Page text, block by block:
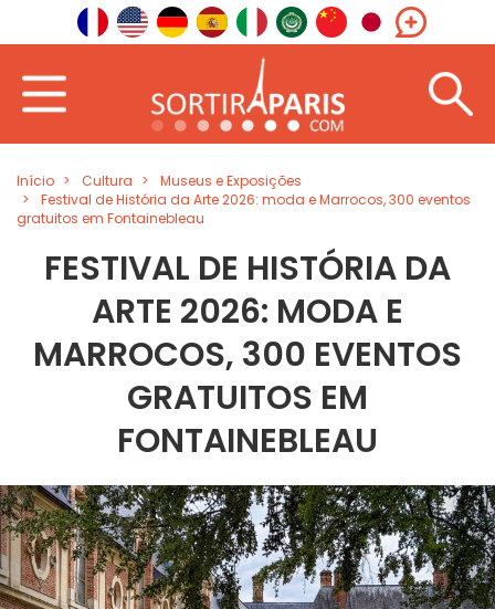
Início Cultura
Museus e Exposições
Festival de História da Arte 2026: moda e Marrocos, 300 eventos
gratuitos em Fontainebleau
FESTIVAL DE HISTÓRIA DA
ARTE 2026: MODA E
MARROCOS, 300 EVENTOS
GRATUITOS EM
FONTAINEBLEAU